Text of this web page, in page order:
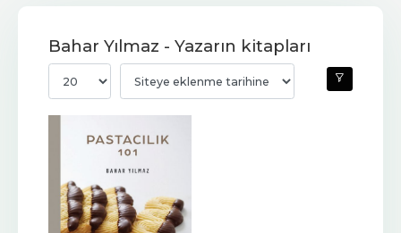
Bahar Yılmaz - Yazarın kitapları